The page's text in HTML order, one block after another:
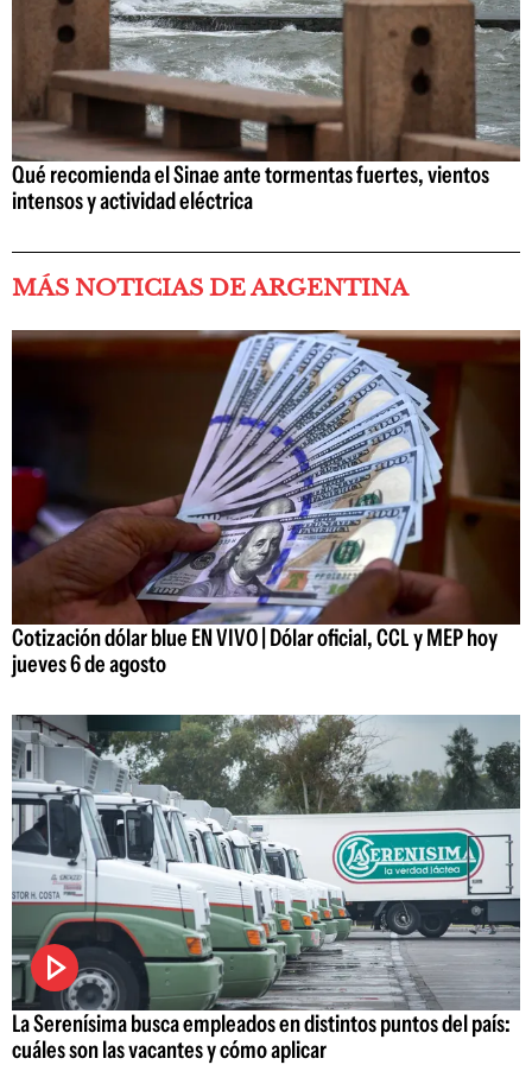
Qué recomienda el Sinae ante tormentas fuertes, vientos
intensos y actividad eléctrica
MÁS NOTICIAS DE ARGENTINA
Cotización dólar blue EN VIVO | Dólar oficial, CCL y MEP hoy
jueves 6 de agosto
La Serenísima busca empleados en distintos puntos del país:
cuáles son las vacantes y cómo aplicar